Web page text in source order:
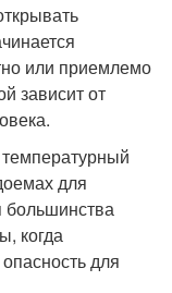
или приемлемо
зависит от
для
большинства
когда
для